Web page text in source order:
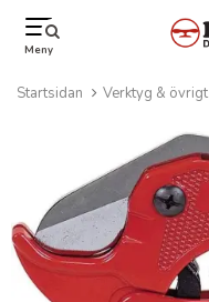
Meny
Startsidan Verktyg & övrigt